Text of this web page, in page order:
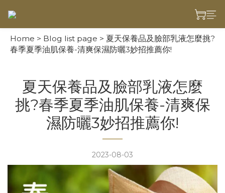
Home > Blog list page > 夏天保養品及臉部乳液怎麼挑?
春季夏季油肌保養-清爽保濕防曬3妙招推薦你!
夏天保養品及臉部乳液怎麼
挑?春季夏季油肌保養-清爽保
濕防曬3妙招推薦你!
2023-08-03